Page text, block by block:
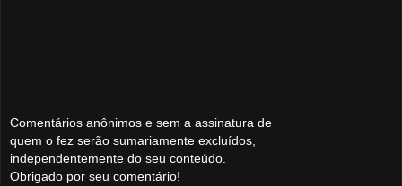
Comentários anônimos e sem a assinatura de
quem o fez serão sumariamente excluídos,
independentemente do seu conteúdo.
Obrigado por seu comentário!